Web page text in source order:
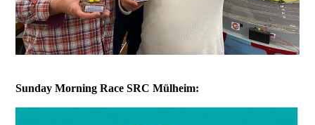
Sunday Morning Race SRC Mülheim: